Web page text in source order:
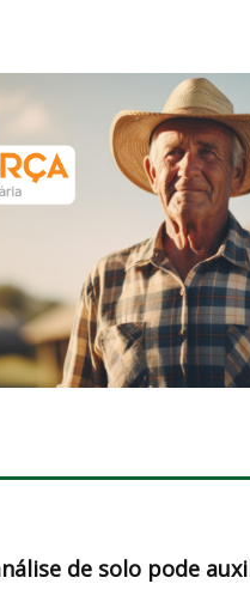
de solo pode